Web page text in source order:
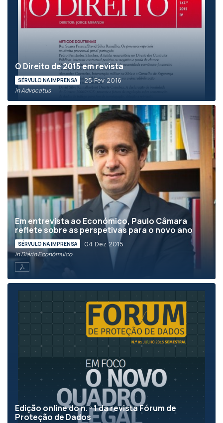
O Direito de 2015 em revista
SÉRVULO NA IMPRENSA 25 Fev 2016
in Advocatus
Em entrevista ao Económico, Paulo Câmara
reflete sobre as perspetivas para o novo ano
SÉRVULO NA IMPRENSA 04 Dez 2015
in Diário Económuico
Edição online do n. º 1 da revista Fórum de
Proteção de Dados